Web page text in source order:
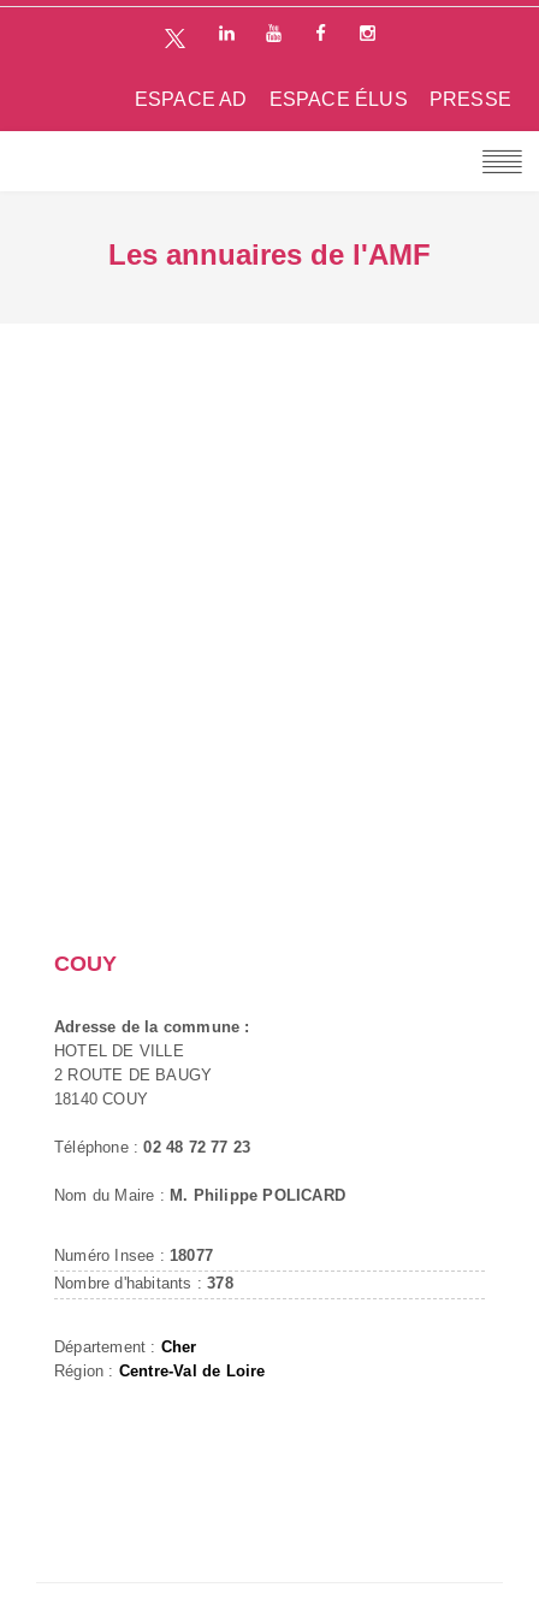
PRESSE
ESPACE ÉLUS
ESPACE AD
Les annuaires de l'AMF
COUY
Adresse de la commune :
HOTEL DE VILLE
2 ROUTE DE BAUGY
18140 COUY
Téléphone :02 48 72 77 23
Nom du Maire : M. Philippe POLICARD
Numéro Insee : 18077
Nombre d'habitants :378
Département : Cher
Région : Centre-Val de Loire